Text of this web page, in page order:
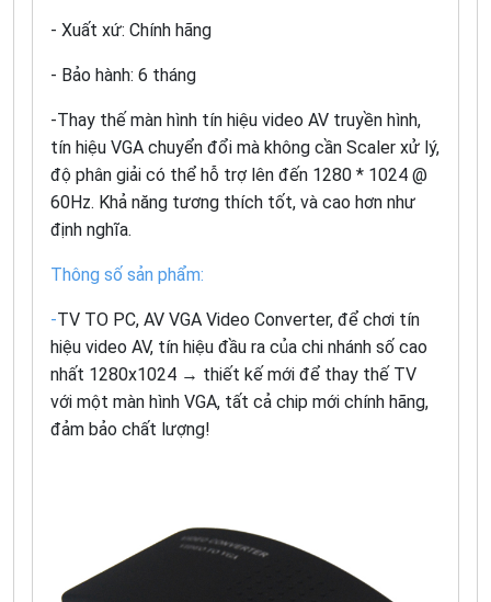
- Xuất xứ: Chính hãng
- Bảo hành: 6 tháng
-Thay thế màn hình tín hiệu video AV truyền hình,
tín hiệu VGA chuyển đổi mà không cần Scaler xử lý,
độ phân giải có thể hỗ trợ lên đến 1280 * 1024 @
60Hz. Khả năng tương thích tốt, và cao hơn như
định nghĩa.
Thông số sản phẩm:
-TV TO PC, AV VGA Video Converter, để chơi tín
hiệu video AV, tín hiệu đầu ra của chi nhánh số cao
nhất 1280x1024 → thiết kế mới để thay thế TV
với một màn hình VGA, tất cả chip mới chính hãng,
đảm bảo chất lượng!